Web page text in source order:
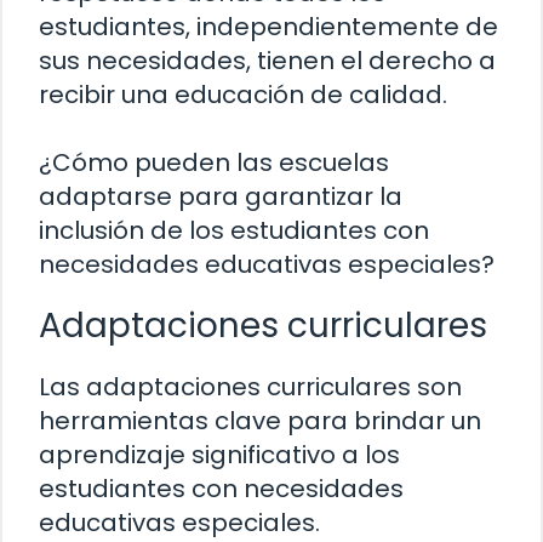
estudiantes, independientemente de
sus necesidades, tienen el derecho a
recibir una educación de calidad.
¿Cómo pueden las escuelas
adaptarse para garantizar la
inclusión de los estudiantes con
necesidades educativas especiales?
Adaptaciones curriculares
Las adaptaciones curriculares son
herramientas clave para brindar un
aprendizaje significativo a los
estudiantes con necesidades
educativas especiales.